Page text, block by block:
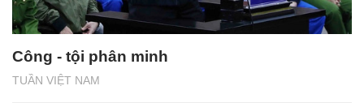
TUẦN VIỆT NAM
Công - tội phân minh